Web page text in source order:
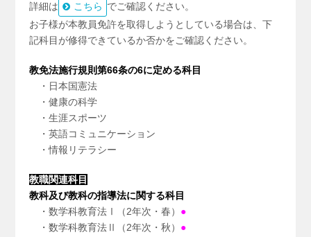
詳細は
こちら でご確認ください。
お子様が本教員免許を取得しようとしている場合は、下
記科目が修得できているか否かをご確認ください。
教免法施行規則第66条の6に定める科目
・日本国憲法
・健康の科学
・生涯スポーツ
・英語コミュニケーション
・情報リテラシー
教職関連科目
教科及び教科の指導法に関する科目
・数学科教育法Ⅰ（2年次・春） ●
・数学科教育法Ⅱ（2年次・秋） ●